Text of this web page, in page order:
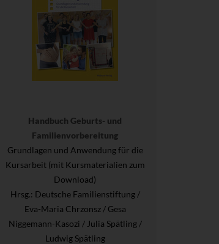
Handbuch Geburts- und
Familienvorbereitung
Grundlagen und Anwendung für die
Kursarbeit (mit Kursmaterialien zum
Download)
Hrsg.: Deutsche Familienstiftung /
Eva-Maria Chrzonsz / Gesa
Niggemann-Kasozi / Julia Spätling /
Ludwig Spätling